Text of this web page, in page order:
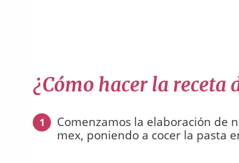
¿Cómo hacer la receta
1
Comenzamos la elaboración de
mex, poniendo a cocer la pasta